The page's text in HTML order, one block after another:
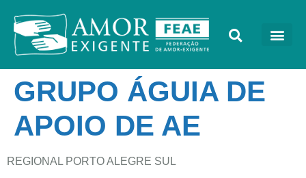
GRUPO ÁGUIA DE
APOIO DE AE
REGIONAL PORTO ALEGRE SUL